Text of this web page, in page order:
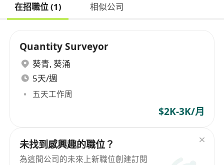
在招職位 (1) 相似公司
Quantity Surveyor
葵青, 葵涌
5天/週
五天工作周
$2K-3K/月
未找到感興趣的職位？
為這間公司的未來上新職位創建訂閱